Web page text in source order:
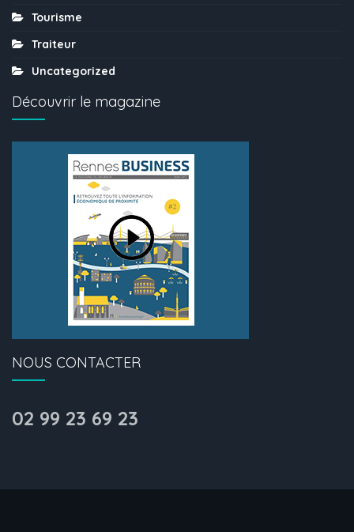
Tourisme
Traiteur
Uncategorized
Découvrir le magazine
NOUS CONTACTER
02 99 23 69 23